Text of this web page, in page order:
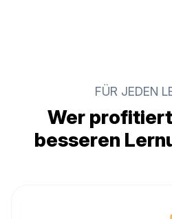
FÜR JEDEN
Wer
besseren